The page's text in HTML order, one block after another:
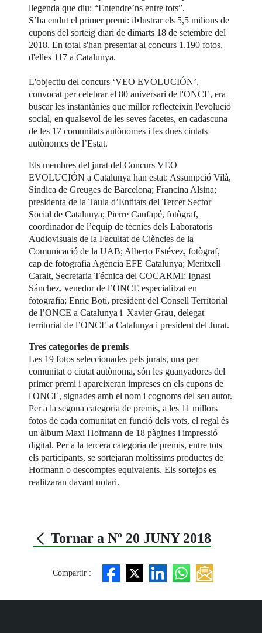
llegenda que diu: “Entendre’ns entre tots”.
S’ha endut el primer premi: il•lustrar els 5,5 milions de
cupons del sorteig diari de dimarts 18 de setembre del
2018. En total s'han presentat al concurs 1.190 fotos,
d'elles 117 a Catalunya.
L'objectiu del concurs ‘VEO EVOLUCIÓN’,
convocat per celebrar el 80 aniversari de l'ONCE, era
buscar les instantànies que millor reflecteixin l'evolució
social, en qualsevol de les seves facetes, en cadascuna
de les 17 comunitats autònomes i les dues ciutats
autònomes de l’Estat.
Els membres del jurat del Concurs VEO
EVOLUCIÓN a Catalunya han estat: Assumpció Vilà,
Síndica de Greuges de Barcelona; Francina Alsina;
presidenta de la Taula d’Entitats del Tercer Sector
Social de Catalunya; Pierre Caufapé, fotògraf,
coordinador de l’equip de tècnics dels Laboratoris
Audiovisuals de la Facultat de Ciències de la
Comunicació de la UAB; Alberto Estévez, fotògraf,
cap de fotografia Agència EFE Catalunya; Meritxell
Caralt, Secretaria Técnica del COCARMI; Ignasi
Sánchez, venedor de l’ONCE especialitzat en
fotografia; Enric Botí, president del Consell Territorial
de l’ONCE a Catalunya i Xavier Grau, delegat
territorial de l’ONCE a Catalunya i president del Jurat.
Tres categories de premis
Les 19 fotos seleccionades pels jurats, una per
comunitat o ciutat autònoma, són les guanyadores del
primer premi i apareixeran impreses en els cupons de
l'ONCE, signades amb el nom i cognoms del seu autor.
Per a la segona categoria de premis, a les 11 millors
fotos de cada comunitat en funció dels vots, el regal és
un àlbum Maxi Hofmann de 18 pàgines i impressió
digital. Per a la tercera categoria de premis, entre tots
els participants, se sortejaran moltíssims productes de
Hofmann o descomptes equivalents. Els sortejos es
realitzaran davant notari.
Tornar a Nº 20 JUNY 2018
Compartir :